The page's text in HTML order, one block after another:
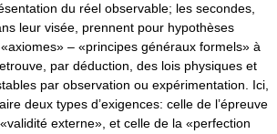
du réel observable; les secondes,
leur visée, prennent pour hypothèses
– «principes généraux formels» à
par déduction, des lois physiques et
par observation ou expérimentation. Ici,
deux types d’exigences: celle de l’épreuve
externe», et celle de la «perfection